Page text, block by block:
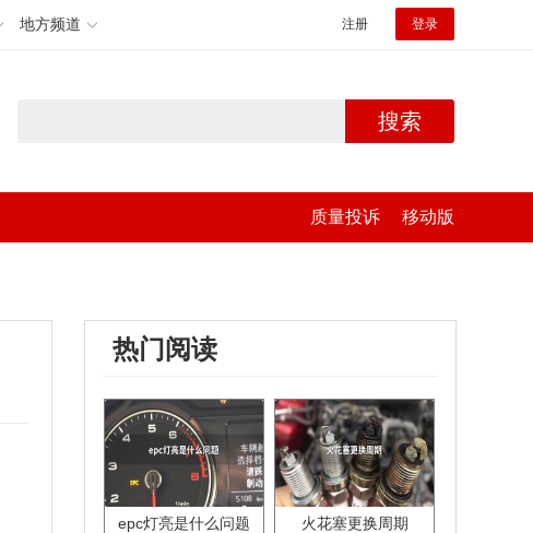
地方频道 注册 登录
搜索
质量投诉 移动版
热门阅读
epc灯亮是什么问题 火花塞更换周期